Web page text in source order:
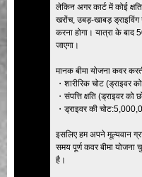
लेकिन अगर कार्ट में कोई
खरोंच, उबड़-खाबड़ ड्राइविंग
करना होगा। यात्रा के बाद
जाएगा।
मानक बीमा योजना कवर
・शारीरिक चोट
・संपत्ति क्षति (ड्राइवर
・ड्राइवर की
इसलिए हम अपने मूल्यवान
समय पूर्ण कवर बीमा
है।